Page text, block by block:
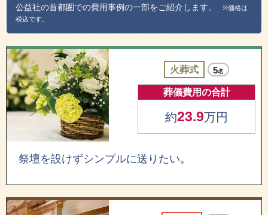
公益社の首都圏での費用事例の一部をご紹介します。
※価格は
税込です。
火葬式 5名
葬儀費用の合計
約23.9万円
祭壇を設けずシンプルに送りたい。